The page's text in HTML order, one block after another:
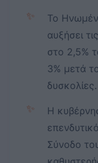
✨
Το
αυξήσει
στο 2,5%
3% μετά
δυσκολίες.
✨
Η
Σύνοδο